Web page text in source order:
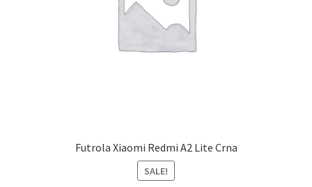
Futrola Xiaomi Redmi A2 Lite Crna
SALE!